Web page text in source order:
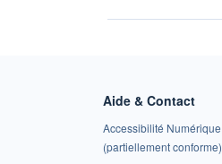
Aide & Contact
Accessibilité Numérique
(partiellement conforme)